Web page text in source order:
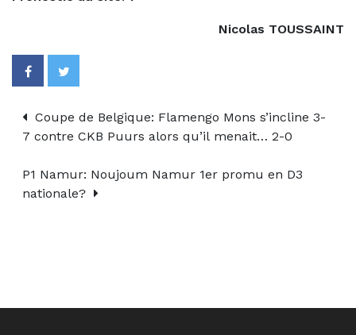
Nicolas TOUSSAINT
Coupe de Belgique: Flamengo Mons s’incline 3-
7 contre CKB Puurs alors qu’il menait… 2-0
P1 Namur: Noujoum Namur 1er promu en D3
nationale?